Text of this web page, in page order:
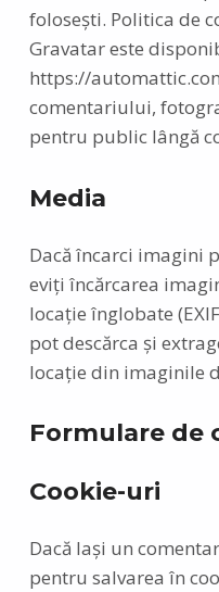
folosești. Politica de
Gravatar este
https://
comentariului,
pentru public lângă
Media
Dacă încarci imagini
eviți încărcarea
locație înglobate
pot descărca și
locație din imaginile
Formulare de
Cookie-uri
Dacă lași un
pentru salvarea în